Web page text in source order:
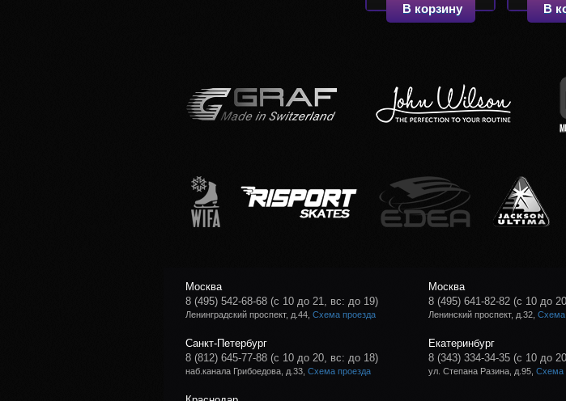
В корзину В
Москва
8 (495) 542-68-68 (с 10 до 21, вс: до 19)
Ленинградский проспект, д.44, Схема проезда
Москва
8 (495) 641-82-82 (с 10 до
Ленинский проспект, д.32,Схема
Санкт-Петербург
8 (812) 645-77-88 (с 10 до 20, вс: до 18)
наб.канала Грибоедова, д.33, Схема проезда
Екатеринбург
8 (343) 334-34-35 (с 10 до
ул. Степана Разина, д.95,Схема